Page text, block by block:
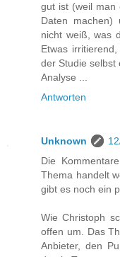
gut ist (weil man
Daten machen)
nicht weiß, was
Etwas
der Studie selbst
Analyse ...
Antworten
Unknown
Die
Thema handelt
gibt es noch ein
Wie Christoph
offen um. Das
Anbieter, den